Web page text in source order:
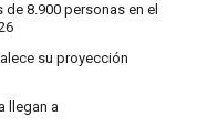
8.900 personas en el
su proyección
llegan a